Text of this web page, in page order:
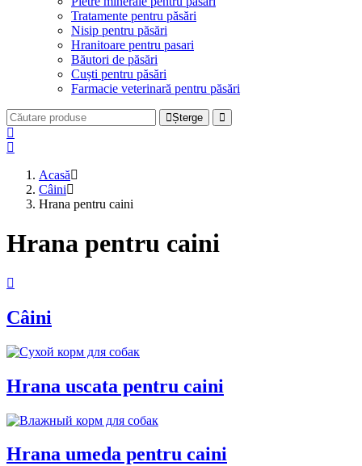
Tratamente pentru păsări
Nisip pentru păsări
Hranitoare pentru pasari
Băutori de păsări
Cuști pentru păsări
Farmacie veterinară pentru păsări
Șterge
Acasă
Câini
Hrana pentru caini
Hrana pentru caini
Câini
Hrana uscata pentru caini
Hrana umeda pentru caini